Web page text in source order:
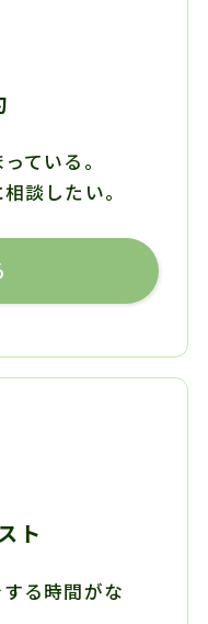
ている。
談したい。
ト
る時間がな